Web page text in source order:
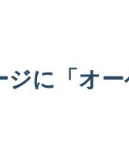
に「オ